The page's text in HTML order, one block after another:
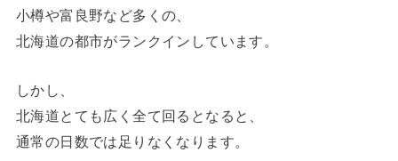
小樽や富良野など多くの、
北海道の都市がランクインしています。
しかし、
北海道とても広く全て回るとなると、
通常の日数では足りなくなります。